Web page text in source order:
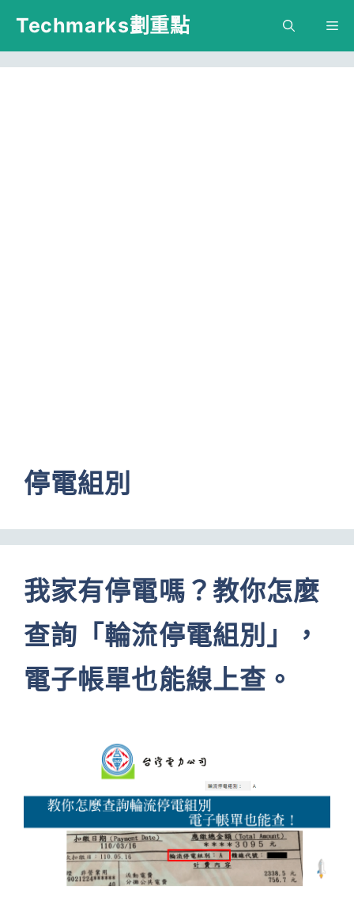
跳
主
Techmarks劃重點
停電組別
我家有停電嗎？教你怎麼
查詢「輪流停電組別」，
電子帳單也能線上查。